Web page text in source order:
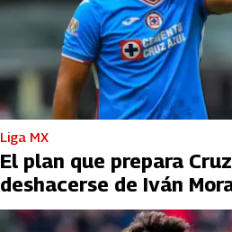
Liga MX
El plan que prepara
deshacerse de Iván